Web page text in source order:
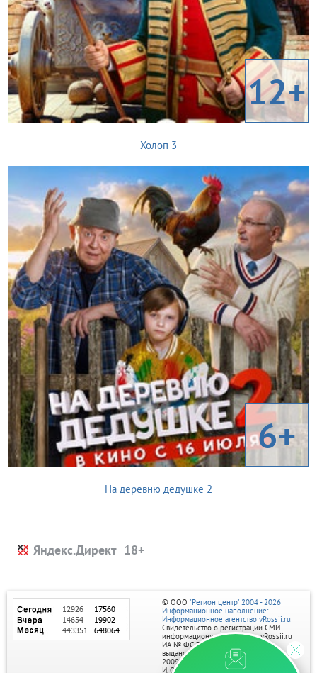
12+
Холоп 3
6+
На деревню дедушке 2
Яндекс.Директ
© ООО "Регион центр" 2004 - 2026
Информационное наполнение:
Информационное агентство vRossii.ru
Свидетельство о регистрации СМИ
информационного агентства vRossii.ru
ИА № ФС 77‑35502
выдано РОСКОМНАДЗОРом 04 марта
2009г.
И. О. Главного редактора Нарыков А. Н.